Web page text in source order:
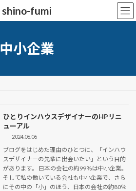
shino-fumi
中小企業
ひとりインハウスデザイナーのHPリニ
ューアル
2024.06.06
ブログをはじめた理由のひとつに、「インハウ
スデザイナーの先輩に出会いたい」という目的
があります。 日本の会社の約99％は中小企業。
そして私の働いている会社も中小企業で、さら
にその中の「小」のほう、日本の会社の約80％